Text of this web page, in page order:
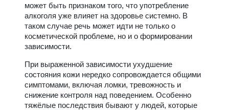
может быть признаком того, что употребление
алкоголя уже влияет на здоровье системно. В
таком случае речь может идти не только о
косметической проблеме, но и о формировании
зависимости.
При выраженной зависимости ухудшение
состояния кожи нередко сопровождается общими
симптомами, включая ломки, тревожность и
снижение контроля над поведением. Особенно
тяжёлые последствия бывают у людей, которые